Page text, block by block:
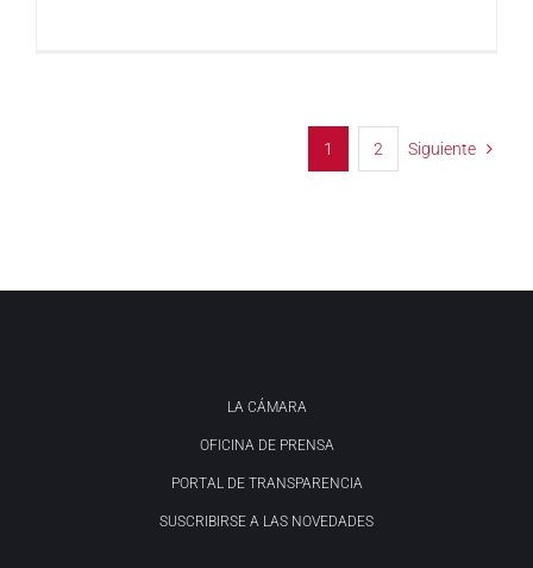
1 2 Siguiente
LA CÁMARA
OFICINA DE PRENSA
PORTAL DE TRANSPARENCIA
SUSCRIBIRSE A LAS NOVEDADES